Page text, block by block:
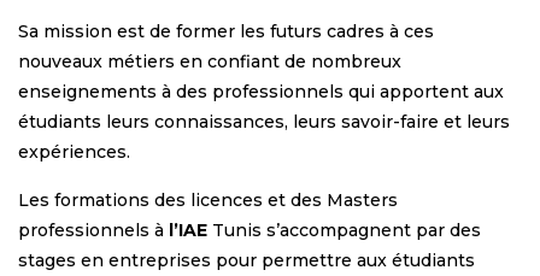
Sa mission est de former les futurs cadres à ces
nouveaux métiers en confiant de nombreux
enseignements à des professionnels qui apportent aux
étudiants leurs connaissances, leurs savoir-faire et leurs
expériences.
Les formations des licences et des Masters
professionnels à l’IAE Tunis s’accompagnent par des
stages en entreprises pour permettre aux étudiants